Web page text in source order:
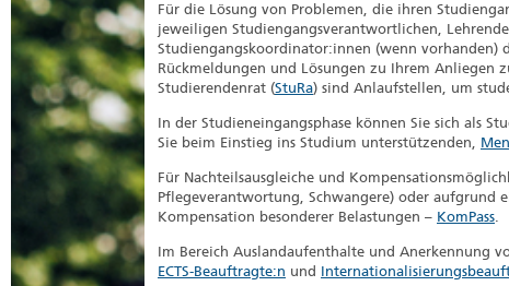
Für die Lösung von Problemen, die ihren
jeweiligen Studiengangsverantwortlichen,
Studiengangskoordinator:innen (wenn vorhanden)
Rückmeldungen und Lösungen zu Ihrem Anliegen
Studierendenrat (StuRa) sind Anlaufstellen, um
In der Studieneingangsphase können Sie sich als
Sie beim Einstieg ins Studium unterstützenden,
Für Nachteilsausgleiche und
Pflegeverantwortung, Schwangere) oder aufgrund
Kompensation besonderer Belastungen – KomPass.
Im Bereich Auslandaufenthalte und Anerkennung
ECTS-Beauftragte:n und